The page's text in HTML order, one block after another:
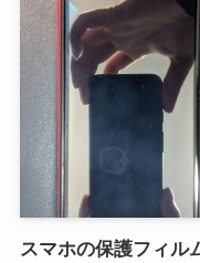
スマホの保護フィル